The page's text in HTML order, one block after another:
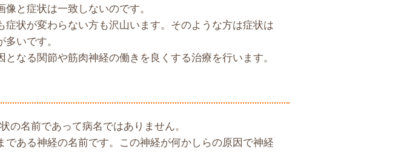
と症状は一致しないのです。
症状が変わらない方も沢山います。そのような方は症状は
いです。
なる関節や筋肉神経の働きを良くする治療を行います。
の名前であって病名ではありません。
である神経の名前です。この神経が何かしらの原因で神経